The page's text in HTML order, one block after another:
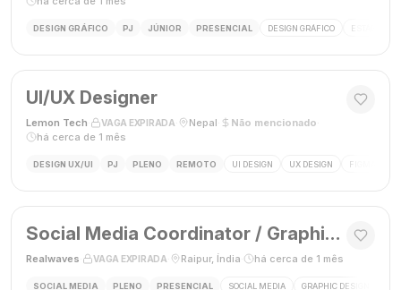
DESIGN GRÁFICO PJ JÚNIOR PRESENCIAL DESIGN GRÁFICO ESTÁGIO
UI/UX Designer
Lemon Tech VAGA EXPIRADA Nepal Não mencionado
há cerca de 1 mês
DESIGN UX/UI PJ PLENO REMOTO UI DESIGN UX DESIGN FIGMA
Social Media Coordinator / Graphic Designer
Realwaves VAGA EXPIRADA Raipur, Índia há cerca de 1 mês
SOCIAL MEDIA PLENO PRESENCIAL SOCIAL MEDIA GRAPHIC DESIGN